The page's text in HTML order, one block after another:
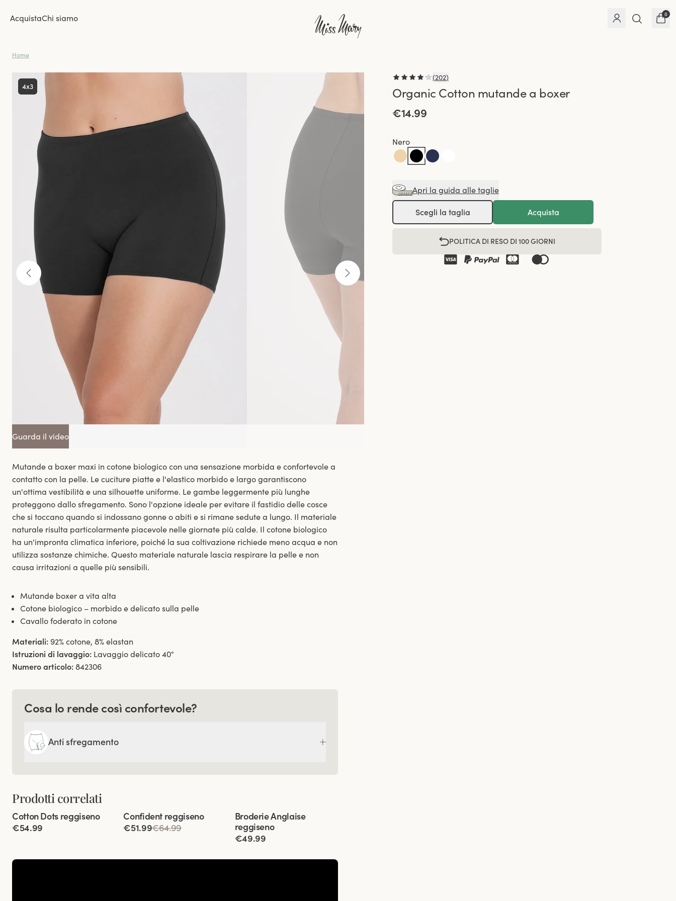
AcquistaChi siamo 0
Home
4x3
Guarda il video
(202)
Organic Cotton mutande a boxer
€14.99
Nero
Apri la guida alle taglie
Scegli la taglia Acquista
POLITICA DI RESO DI 100 GIORNI
Mutande a boxer maxi in cotone biologico con una sensazione morbida e confortevole a
contatto con la pelle. Le cuciture piatte e l'elastico morbido e largo garantiscono
un'ottima vestibilità e una silhouette uniforme. Le gambe leggermente più lunghe
proteggono dallo sfregamento. Sono l'opzione ideale per evitare il fastidio delle cosce
che si toccano quando si indossano gonne o abiti e si rimane sedute a lungo. Il materiale
naturale risulta particolarmente piacevole nelle giornate più calde. Il cotone biologico
ha un'impronta climatica inferiore, poiché la sua coltivazione richiede meno acqua e non
utilizza sostanze chimiche. Questo materiale naturale lascia respirare la pelle e non
causa irritazioni a quelle più sensibili.
Mutande boxer a vita alta
Cotone biologico – morbido e delicato sulla pelle
Cavallo foderato in cotone
Materiali: 92% cotone, 8% elastan
Istruzioni di lavaggio: Lavaggio delicato 40°
Numero articolo: 842306
Cosa lo rende così confortevole?
Anti sfregamento
Prodotti correlati
Cotton Dots reggiseno
€54.99
Confident reggiseno
€51.99€64.99
Broderie Anglaise
reggiseno
€49.99